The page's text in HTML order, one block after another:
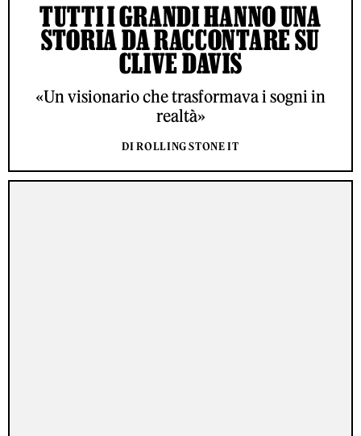
TUTTI I GRANDI HANNO UNA
STORIA DA RACCONTARE SU
CLIVE DAVIS
«Un visionario che trasformava i sogni in
realtà»
DI ROLLING STONE IT